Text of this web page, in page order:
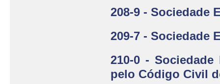
208-9 - Sociedade
209-7 - Sociedade
210-0 -
pelo Código Civil